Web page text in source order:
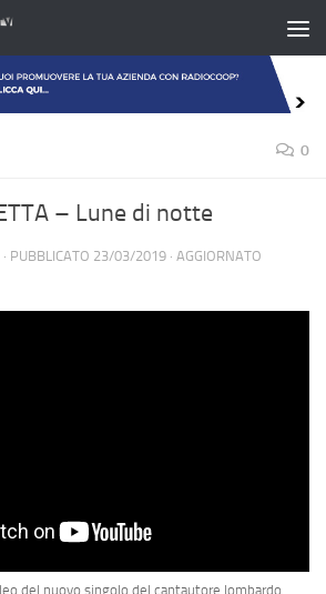
0
– Lune di notte
· PUBBLICATO 23/03/2019 · AGGIORNATO
del nuovo singolo del cantautore lombardo